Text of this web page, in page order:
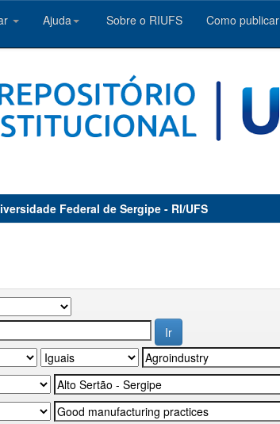
Ajuda Sobre o RIUFS Como publicar
Federal de Sergipe - RI/UFS